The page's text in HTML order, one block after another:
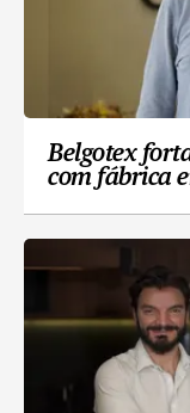
Belgotex
com fábrica